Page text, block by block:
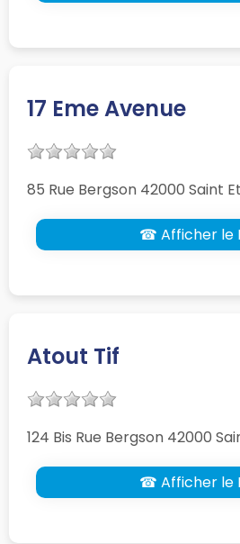
17 Eme Avenue
85 Rue Bergson 42000 Saint
☎ Afficher le
Atout Tif
124 Bis Rue Bergson 42000
☎ Afficher le